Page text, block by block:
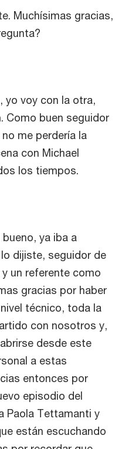
Muchísimas gracias,
yo voy con la otra,
Como buen seguidor
me perdería la
con Michael
los tiempos.
ya iba a
dijiste, seguidor de
un referente como
gracias por haber
técnico, toda la
con nosotros y,
desde este
a estas
entonces por
episodio del
Paola Tettamanti y
están escuchando